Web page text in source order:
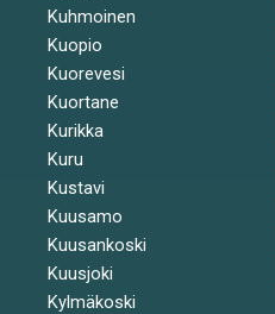
Kuhmoinen
Kuopio
Kuorevesi
Kuortane
Kurikka
Kuru
Kustavi
Kuusamo
Kuusankoski
Kuusjoki
Kylmäkoski